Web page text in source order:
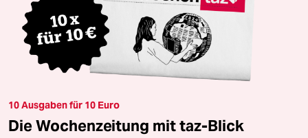
10 Ausgaben für 10 Euro
Die Wochenzeitung mit taz-Blick